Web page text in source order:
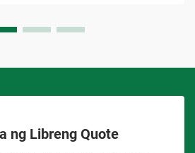
ng Libreng Quote